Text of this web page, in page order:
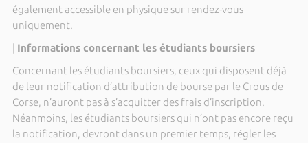
également accessible en physique sur rendez-vous
uniquement.
Informations concernant les étudiants boursiers
Concernant les étudiants boursiers, ceux qui disposent déjà
de leur notification d’attribution de bourse par le Crous de
Corse, n’auront pas à s’acquitter des frais d’inscription.
Néanmoins, les étudiants boursiers qui n’ont pas encore reçu
la notification, devront dans un premier temps, régler les